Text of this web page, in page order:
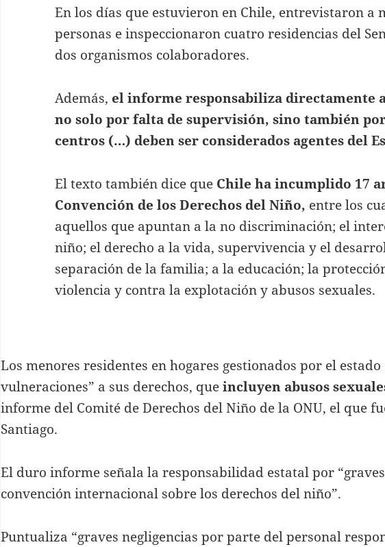
En los días que estuvieron en Chile, entrevistaron a
personas e inspeccionaron cuatro residencias del
dos organismos colaboradores.
Además, el informe responsabiliza directamente
no solo por falta de supervisión, sino también
centros (…) deben ser considerados agentes del
El texto también dice que Chile ha incumplido 17
Convención de los Derechos del Niño, entre los
aquellos que apuntan a la no discriminación; el
niño; el derecho a la vida, supervivencia y el
separación de la familia; a la educación; la
violencia y contra la explotación y abusos sexuales.
Los menores residentes en hogares gestionados por el
vulneraciones” a sus derechos, queincluyen abusos
informe del Comité de Derechos del Niño de la ONU, el que
Santiago.
El duro informe señala la responsabilidad estatal por
convención internacional sobre los derechos del niño”.
Puntualiza “graves negligencias por parte del personal